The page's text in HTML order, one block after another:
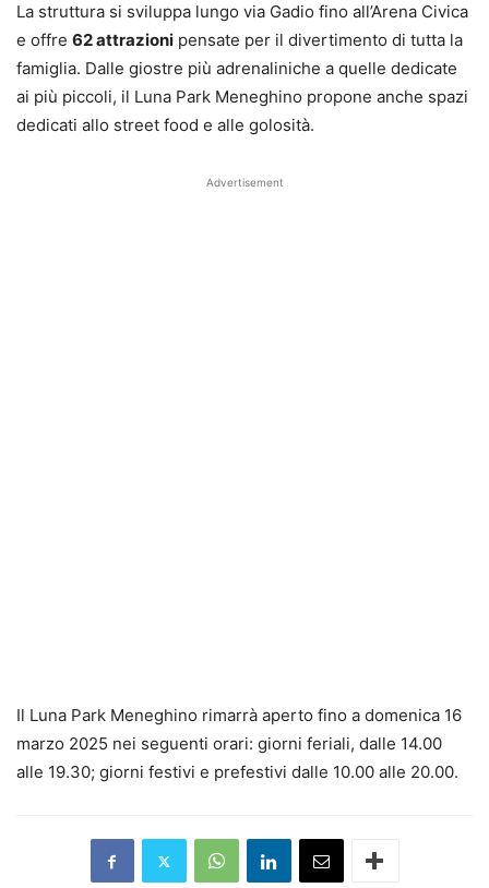
La struttura si sviluppa lungo via Gadio fino all’Arena Civica
e offre 62 attrazioni pensate per il divertimento di tutta la
famiglia. Dalle giostre più adrenaliniche a quelle dedicate
ai più piccoli, il Luna Park Meneghino propone anche spazi
dedicati allo street food e alle golosità.
Advertisement
Il Luna Park Meneghino rimarrà aperto fino a domenica 16
marzo 2025 nei seguenti orari: giorni feriali, dalle 14.00
alle 19.30; giorni festivi e prefestivi dalle 10.00 alle 20.00.